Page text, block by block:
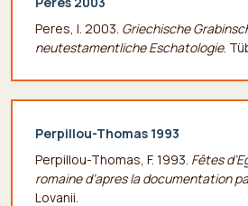
Peres, I. 2003. Griechische
neutestamentliche Eschatologie.
Perpillou-Thomas 1993
Perpillou-Thomas, F. 1993. Fêtes
romaine d’apres la documentation
Lovanii.